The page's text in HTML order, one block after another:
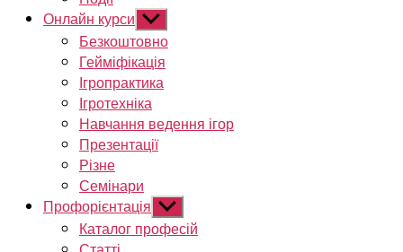
Онлайн курси Показати
підменю
Безкоштовно
Гейміфікація
Ігропрактика
Ігротехніка
Навчання ведення ігор
Презентації
Різне
Семінари
Профорієнтація Показати
підменю
Каталог професій